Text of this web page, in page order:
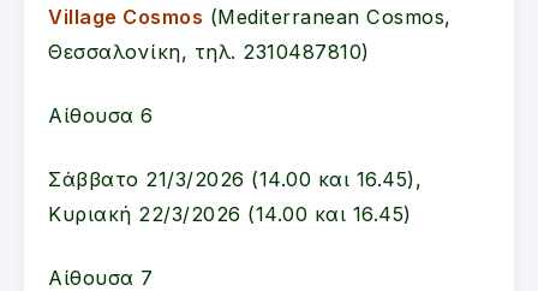
Village Cosmos (Mediterranean Cosmos,
Θεσσαλονίκη, τηλ. 2310487810)
Αίθουσα 6
Σάββατο 21/3/2026 (14.00 και 16.45),
Κυριακή 22/3/2026 (14.00 και 16.45)
Αίθουσα 7